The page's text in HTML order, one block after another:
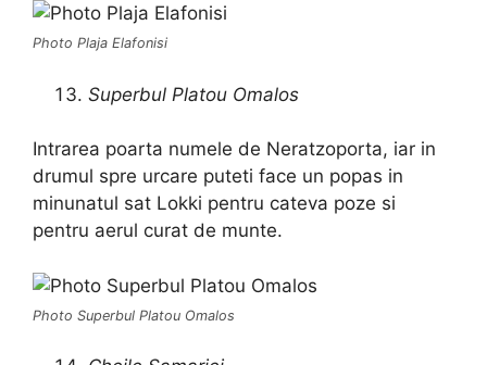
Photo Plaja Elafonisi
Superbul Platou Omalos
Intrarea poarta numele de Neratzoporta, iar in
drumul spre urcare puteti face un popas in
minunatul sat Lokki pentru cateva poze si
pentru aerul curat de munte.
Photo Superbul Platou Omalos